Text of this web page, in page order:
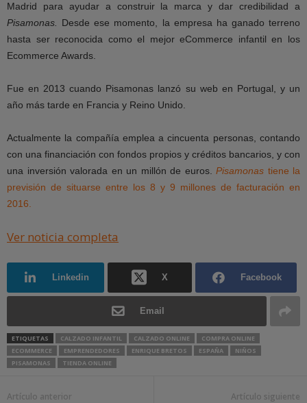
Madrid para ayudar a construir la marca y dar credibilidad a
Pisamonas. Desde ese momento, la empresa ha ganado terreno
hasta ser reconocida como el mejor eCommerce infantil en los
Ecommerce Awards.
Fue en 2013 cuando Pisamonas lanzó su web en Portugal, y un
año más tarde en Francia y Reino Unido.
Actualmente la compañía emplea a cincuenta personas, contando
con una financiación con fondos propios y créditos bancarios, y con
una inversión valorada en un millón de euros. Pisamonas tiene la
previsión de situarse entre los 8 y 9 millones de facturación en
2016.
Ver noticia completa
Linkedin X Facebook
Email
ETIQUETAS CALZADO INFANTIL CALZADO ONLINE
COMPRA ONLINE
ECOMMERCE
EMPRENDEDORES ENRIQUE BRETOS ESPAÑA
NIÑOS
PISAMONAS
TIENDA ONLINE
Artículo anterior Artículo siguiente